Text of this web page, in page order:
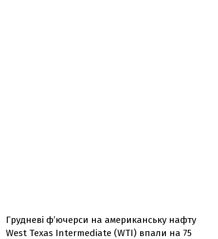
Грудневі ф’ючерси на американську нафту
West Texas Intermediate (WTI) впали на 75